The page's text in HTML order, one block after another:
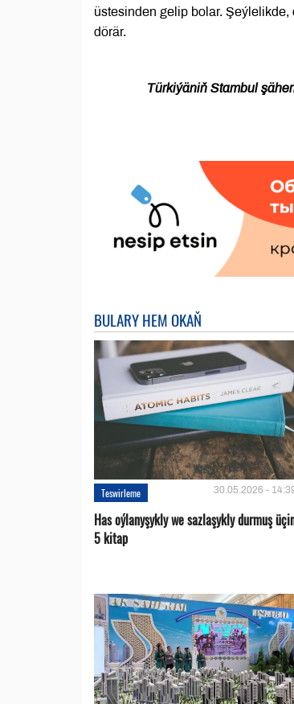
üstesinden gelip bolar.
dörär.
Türkiýäniň Stambul
BULARY HEM OKAŇ
Teswirleme 30.05.2026 -
Has oýlanyşykly we sazlaşykly durmuş
5 kitap